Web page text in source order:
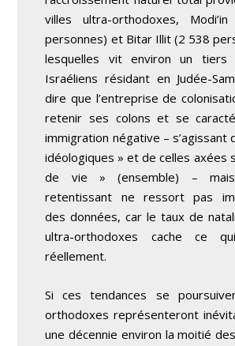
villes ultra-orthodoxes,
personnes) et Bitar Illit (2 538
lesquelles vit environ un
Israéliens résidant en Judée-
dire que l’entreprise de
retenir ses colons et se
immigration négative – s’agissant
idéologiques » et de celles axées
de vie » (ensemble) –
retentissant ne ressort pas
des données, car le taux de
ultra-orthodoxes cache ce
réellement.
Si ces tendances se
orthodoxes représenteront
une décennie environ la moitié